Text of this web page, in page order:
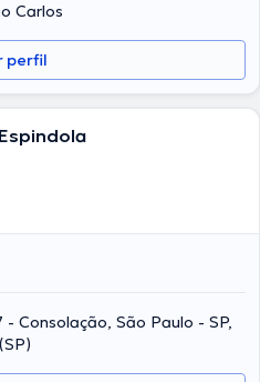
Carlos
perfil
- Consolação, São Paulo - SP,